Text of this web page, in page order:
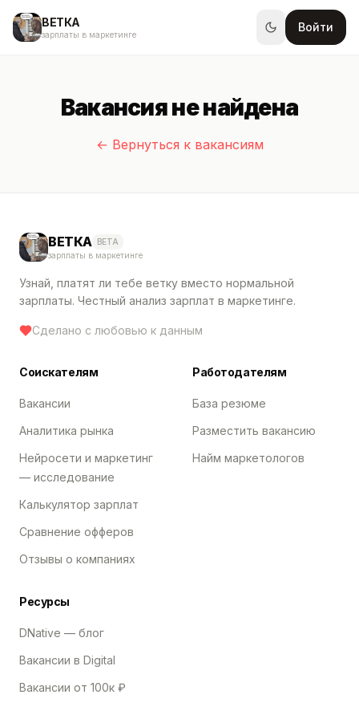
ВЕТКА
зарплаты в маркетинге
Войти
Вакансия не найдена
← Вернуться к вакансиям
ВЕТКА BETA
зарплаты в маркетинге
Узнай, платят ли тебе ветку вместо нормальной
зарплаты. Честный анализ зарплат в маркетинге.
Сделано с любовью к данным
Соискателям
Вакансии
Аналитика рынка
Нейросети и маркетинг
— исследование
Калькулятор зарплат
Сравнение офферов
Отзывы о компаниях
Работодателям
База резюме
Разместить вакансию
Найм маркетологов
Ресурсы
DNative — блог
Вакансии в Digital
Вакансии от 100к ₽